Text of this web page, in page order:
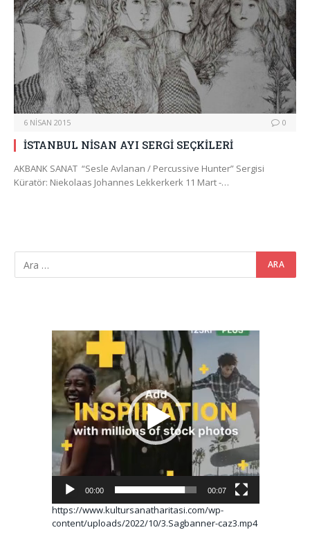
6 NISAN 2015 0
İSTANBUL NİSAN AYI SERGİ SEÇKİLERİ
AKBANK SANAT “Sesle Avlanan / Percussive Hunter” Sergisi
Küratör: Niekolaas Johannes Lekkerkerk 11 Mart -…
Video
oynatıcı
00:00 00:07
https://www.kultursanatharitasi.com/wp-
content/uploads/2022/10/3.Sagbanner-caz3.mp4